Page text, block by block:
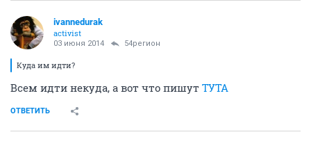
ivannedurak
activist
03 июня 2014 54регион
Куда им идти?
Всем идти некуда, а вот что пишут ТУТА
ОТВЕТИТЬ